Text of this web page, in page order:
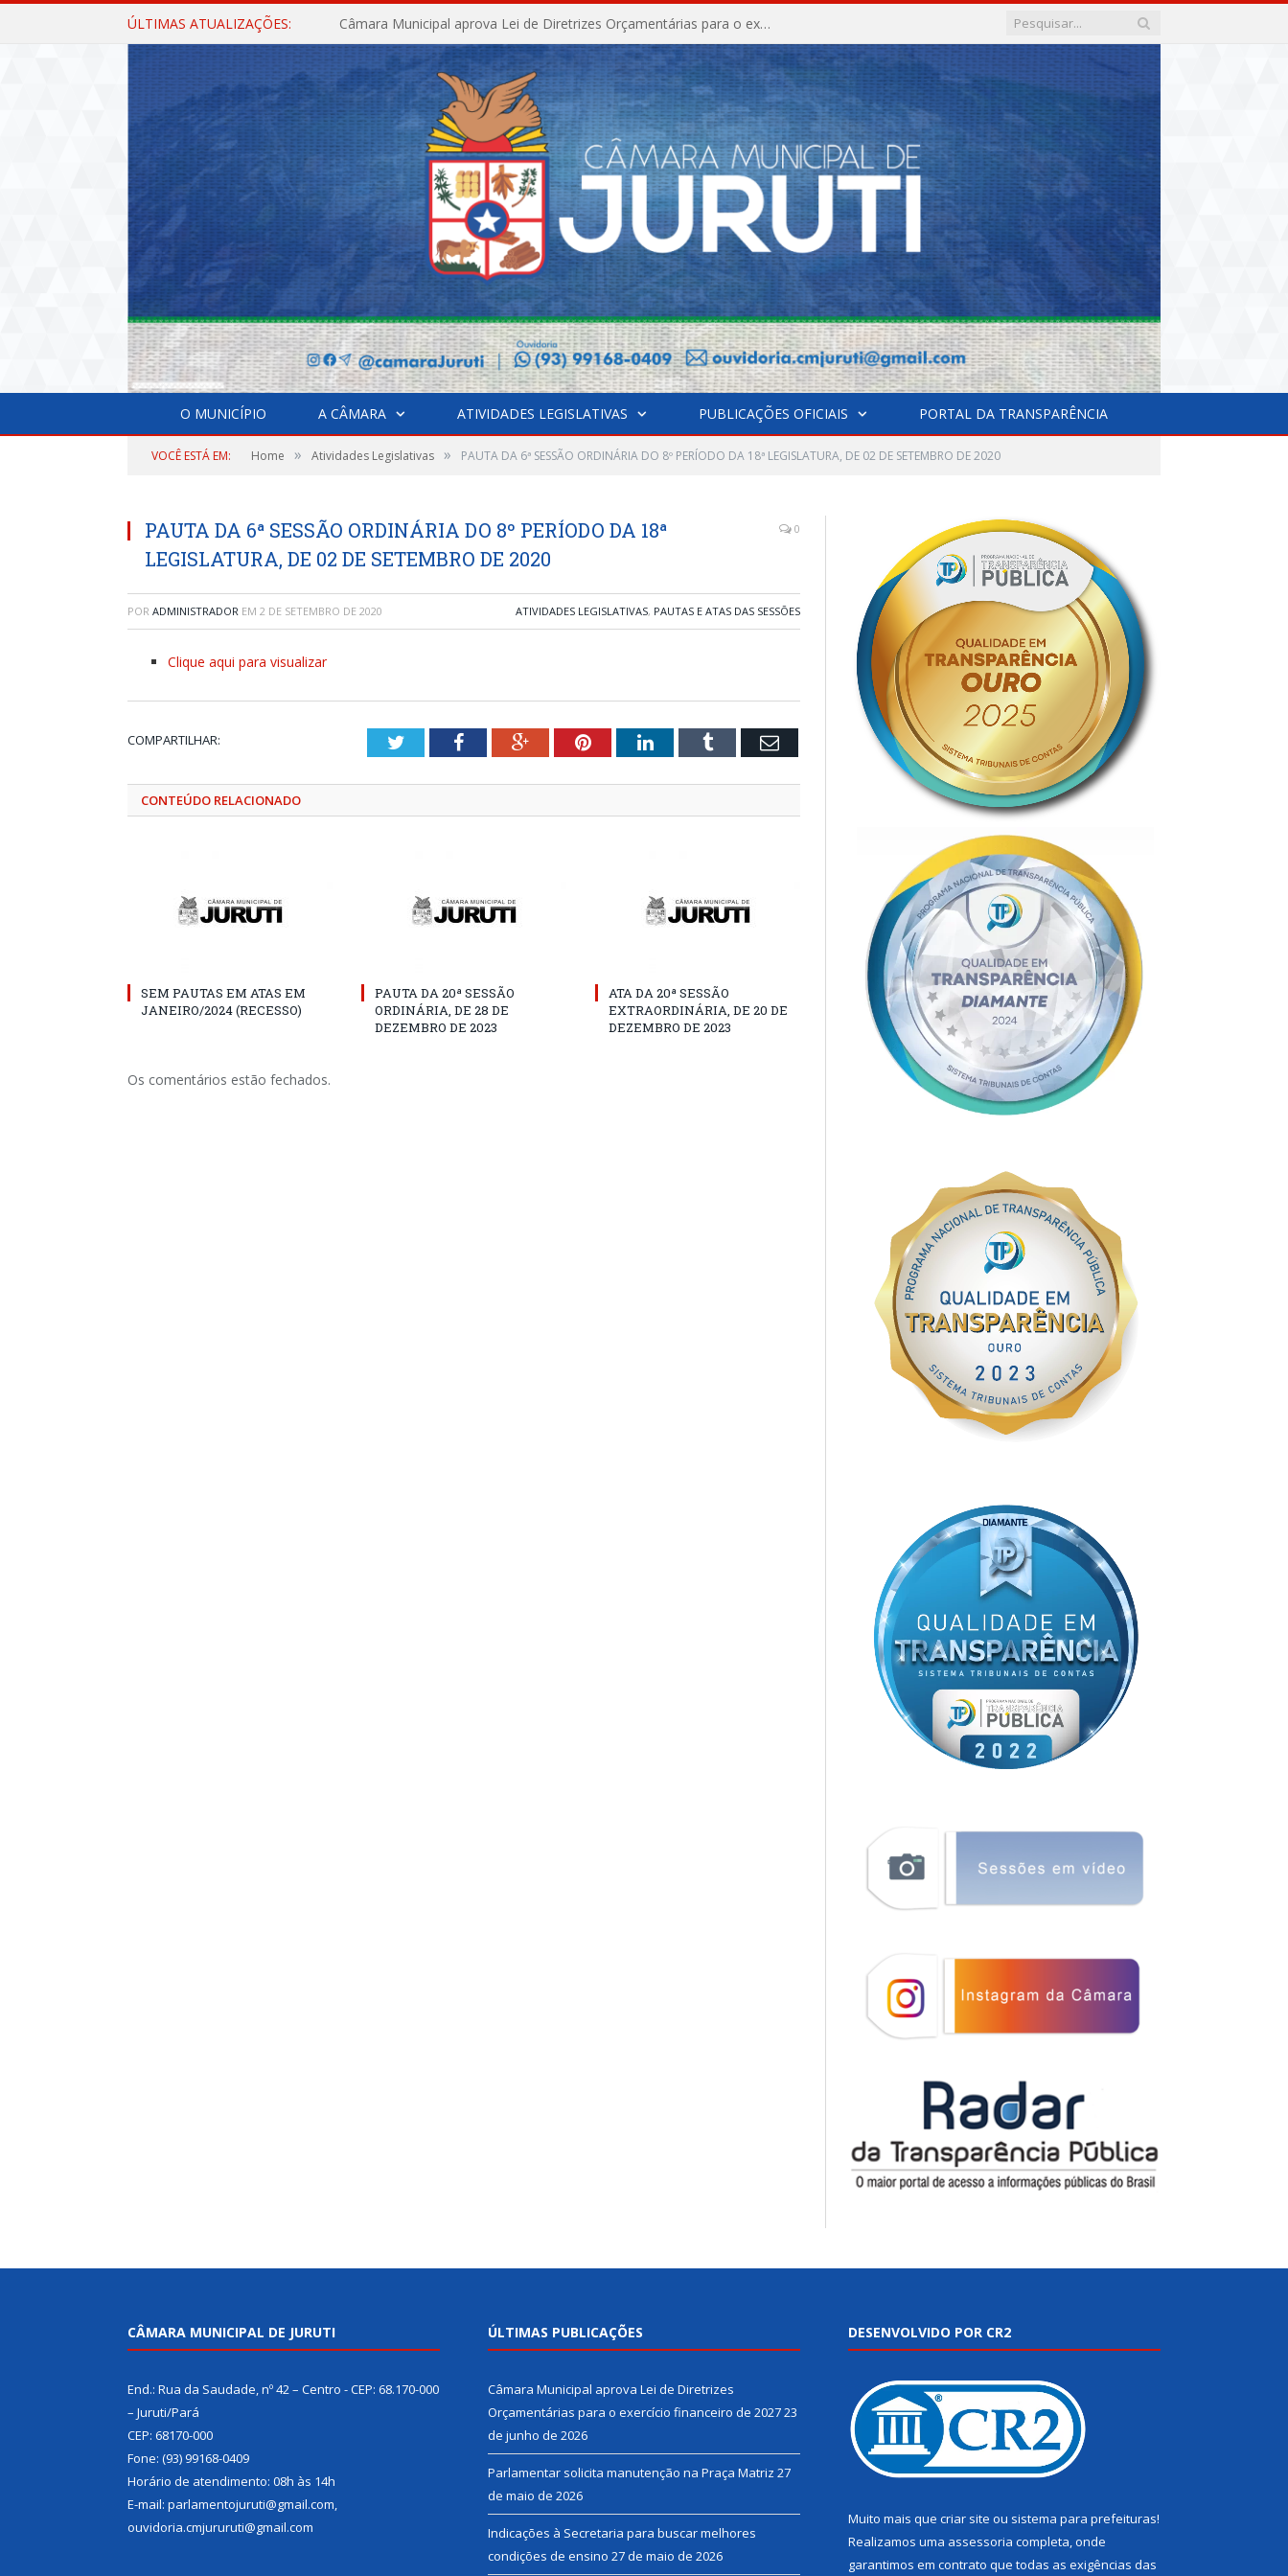
ÚLTIMAS ATUALIZAÇÕES: Câmara Municipal aprova Lei de Diretrizes Orçamentárias para o exercício financeiro de 2027
O MUNICÍPIO A CÂMARA ATIVIDADES LEGISLATIVAS PUBLICAÇÕES OFICIAIS PORTAL DA TRANSPARÊNCIA
VOCÊ ESTÁ EM: Home » Atividades Legislativas » PAUTA DA 6ª SESSÃO ORDINÁRIA DO 8º PERÍODO DA 18ª LEGISLATURA, DE 02 DE SETEMBRO DE 2020
PAUTA DA 6ª SESSÃO ORDINÁRIA DO 8º PERÍODO DA 18ª
LEGISLATURA, DE 02 DE SETEMBRO DE 2020
0
POR ADMINISTRADOR EM 2 DE SETEMBRO DE 2020 ATIVIDADES LEGISLATIVAS, PAUTAS E ATAS DAS SESSÕES
Clique aqui para visualizar
COMPARTILHAR: TwitterFacebookGoogle+PinterestLinkedInTumblr Email
CONTEÚDO RELACIONADO
SEM PAUTAS EM ATAS EM
JANEIRO/2024 (RECESSO)
PAUTA DA 20ª SESSÃO
ORDINÁRIA, DE 28 DE
DEZEMBRO DE 2023
ATA DA 20ª SESSÃO
EXTRAORDINÁRIA, DE 20 DE
DEZEMBRO DE 2023
Os comentários estão fechados.
CÂMARA MUNICIPAL DE JURUTI
End.: Rua da Saudade, nº 42 – Centro - CEP: 68.170-000
– Juruti/Pará
CEP: 68170-000
Fone: (93) 99168-0409
Horário de atendimento: 08h às 14h
E-mail: parlamentojuruti@gmail.com,
ouvidoria.cmjururuti@gmail.com
ÚLTIMAS PUBLICAÇÕES
Câmara Municipal aprova Lei de Diretrizes
Orçamentárias para o exercício financeiro de 202723
de junho de 2026
Parlamentar solicita manutenção na Praça Matriz 27
de maio de 2026
Indicações à Secretaria para buscar melhores
condições de ensino 27 de maio de 2026
DESENVOLVIDO POR CR2
Muito mais que criar site ou sistema para prefeituras!
Realizamos uma assessoria completa, onde
garantimos em contrato que todas as exigências das